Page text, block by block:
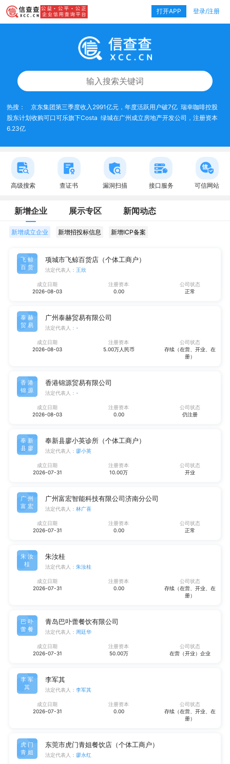
打开APP 登录/注册
热搜： 京东集团第三季度收入2991亿元，年度活跃用户破7亿 瑞幸咖啡控股
股东计划收购可口可乐旗下Costa 绿城在广州成立房地产开发公司，注册资本
6.23亿
高级搜索 查证书 漏洞扫描 接口服务 可信网站
新增企业 展示专区 新闻动态
新增成立企业 新增招投标信息 新增ICP备案
飞鲸
百货
项城市飞鲸百货店（个体工商户）
法定代表人： 王欣
成立日期
2026-08-03
注册资本
0.00
公司状态
正常
泰赫
贸易
广州泰赫贸易有限公司
法定代表人： -
成立日期
2026-08-03
注册资本
5.00万人民币
公司状态
存续（在营、开业、在
册）
香港
锦源
香港锦源贸易有限公司
法定代表人： -
成立日期
2026-08-03
注册资本
0.00
公司状态
仍注册
奉新
县廖
奉新县廖小英诊所（个体工商户）
法定代表人： 廖小英
成立日期
2026-07-31
注册资本
10.00万
公司状态
开业
广州
富宏
广州富宏智能科技有限公司济南分公司
法定代表人： 林广喜
成立日期
2026-07-31
注册资本
0.00
公司状态
正常
朱汝
桂
朱汝桂
法定代表人： 朱汝桂
成立日期
2026-07-31
注册资本
0.00
公司状态
存续（在营、开业、在
册）
巴卟
蕾餐
青岛巴卟蕾餐饮有限公司
法定代表人： 周廷华
成立日期
2026-07-31
注册资本
50.00万
公司状态
在营（开业）企业
李军
其
李军其
法定代表人： 李军其
成立日期
2026-07-31
注册资本
0.00
公司状态
存续（在营、开业、在
册）
虎门
青姐
东莞市虎门青姐餐饮店（个体工商户）
法定代表人： 廖永红